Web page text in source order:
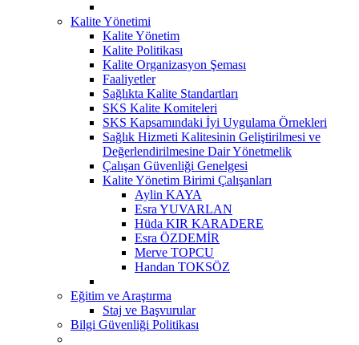
Kalite Yönetimi
Kalite Yönetim
Kalite Politikası
Kalite Organizasyon Şeması
Faaliyetler
Sağlıkta Kalite Standartları
SKS Kalite Komiteleri
SKS Kapsamındaki İyi Uygulama Örnekleri
Sağlık Hizmeti Kalitesinin Geliştirilmesi ve
Değerlendirilmesine Dair Yönetmelik
Çalışan Güvenliği Genelgesi
Kalite Yönetim Birimi Çalışanları
Aylin KAYA
Esra YUVARLAN
Hüda KIR KARADERE
Esra ÖZDEMİR
Merve TOPCU
Handan TOKSÖZ
Eğitim ve Araştırma
Staj ve Başvurular
Bilgi Güvenliği Politikası